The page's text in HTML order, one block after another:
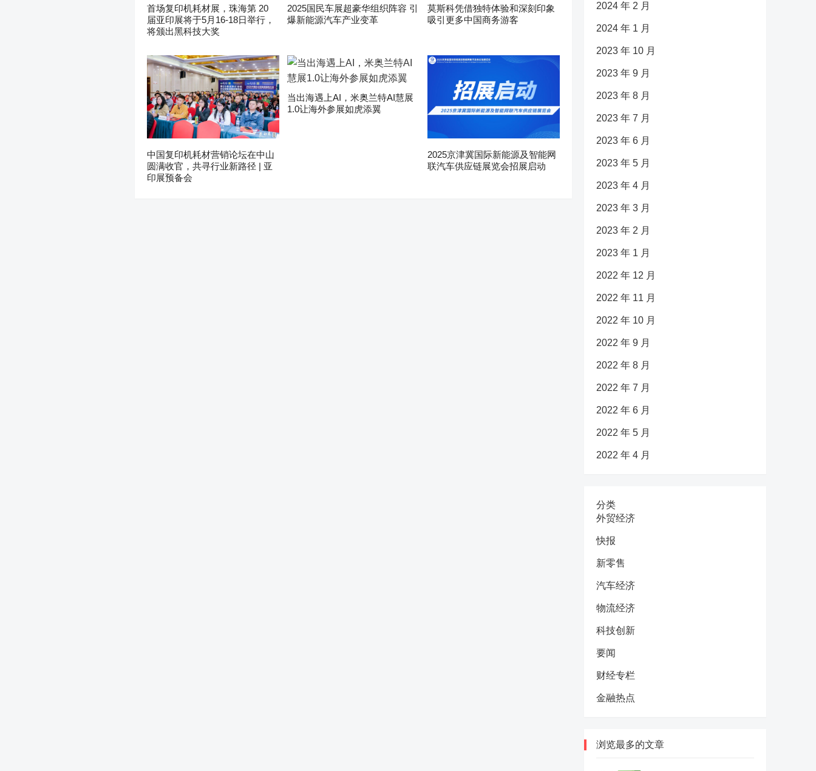
首场复印机耗材展，珠海第 20
届亚印展将于5月16-18日举行，
将颁出黑科技大奖
2025国民车展超豪华组织阵容 引
爆新能源汽车产业变革
莫斯科凭借独特体验和深刻印象
吸引更多中国商务游客
中国复印机耗材营销论坛在中山
圆满收官，共寻行业新路径 | 亚
印展预备会
当出海遇上AI，米奥兰特AI慧展
1.0让海外参展如虎添翼
2025京津冀国际新能源及智能网
联汽车供应链展览会招展启动
2024 年 2 月
2024 年 1 月
2023 年 10 月
2023 年 9 月
2023 年 8 月
2023 年 7 月
2023 年 6 月
2023 年 5 月
2023 年 4 月
2023 年 3 月
2023 年 2 月
2023 年 1 月
2022 年 12 月
2022 年 11 月
2022 年 10 月
2022 年 9 月
2022 年 8 月
2022 年 7 月
2022 年 6 月
2022 年 5 月
2022 年 4 月
分类
外贸经济
快报
新零售
汽车经济
物流经济
科技创新
要闻
财经专栏
金融热点
浏览最多的文章